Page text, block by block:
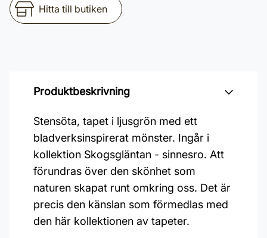
Hitta till butiken
Produktbeskrivning
Stensöta, tapet i ljusgrön med ett
bladverksinspirerat mönster. Ingår i
kollektion Skogsgläntan - sinnesro. Att
förundras över den skönhet som
naturen skapat runt omkring oss. Det är
precis den känslan som förmedlas med
den här kollektionen av tapeter.